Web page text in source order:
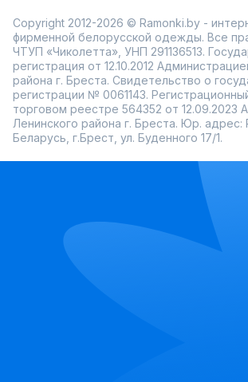
Copyright 2012-2026 © Ramonki.by -
фирменной белорусской одежды. Все
ЧТУП «Чиколетта», УНП 291136513.
регистрация от 12.10.2012
района г. Бреста. Свидетельство о
регистрации № 0061143.
торговом реестре 564352 от 12.09.2023
Ленинского района г. Бреста. Юр. адрес:
Беларусь, г.Брест, ул. Буденного 17/1.